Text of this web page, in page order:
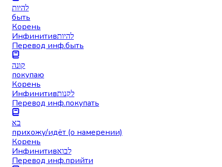
להיות
быть
Корень
Инфинитивלהיות
Перевод инф.быть
קונה
покупаю
Корень
Инфинитивלקנות
Перевод инф.покупать
בא
прихожу/идёт (о намерении)
Корень
Инфинитивלבוא
Перевод инф.прийти